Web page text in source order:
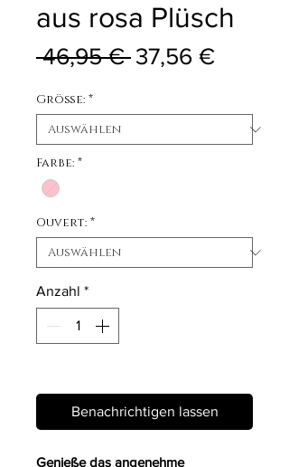
aus rosa Plüsch
46,95 € Standardpreis
37,56 €Sale-
Größe: *
Farbe: *
Ouvert: *
Anzahl *
Benachrichtigen lassen
Genieße das angenehme